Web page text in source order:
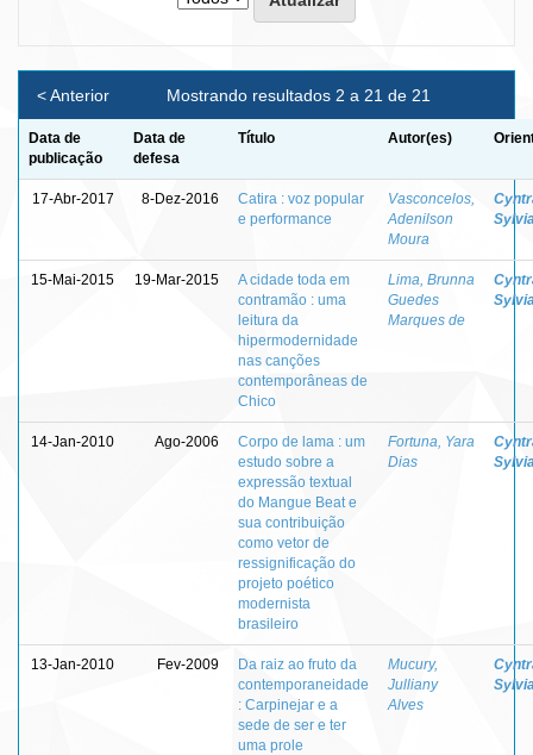
Mostrando resultados 2 a 21 de 21
< Anterior
Data de
publicação
Data de
defesa
Título Autor(es)
17-Abr-2017 8-Dez-2016
Catira : voz popular
e performance
Vasconcelos,
Adenilson
Moura
15-Mai-2015 19-Mar-2015
A cidade toda em
contramão : uma
leitura da
hipermodernidade
nas canções
contemporâneas de
Chico
Lima, Brunna
Guedes
Marques de
14-Jan-2010 Ago-2006
Corpo de lama : um
estudo sobre a
expressão textual
do Mangue Beat e
sua contribuição
como vetor de
ressignificação do
projeto poético
modernista
brasileiro
Fortuna, Yara
Dias
13-Jan-2010 Fev-2009
Da raiz ao fruto da
contemporaneidade
: Carpinejar e a
sede de ser e ter
uma prole
Mucury,
Julliany
Alves